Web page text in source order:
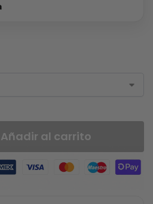
Añadir al carrito